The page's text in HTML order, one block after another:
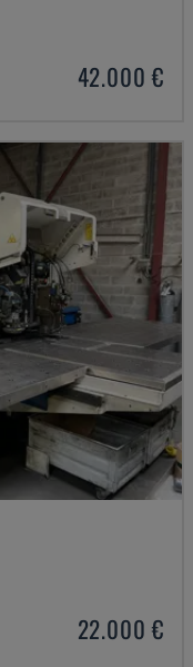
42.000 €
22.000 €